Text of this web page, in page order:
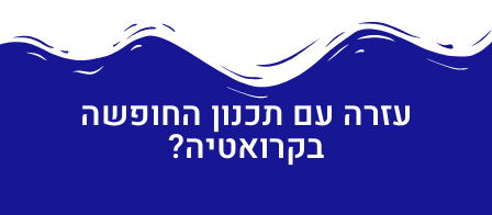
עזרה עם תכנון החופשה
בקרואטיה?